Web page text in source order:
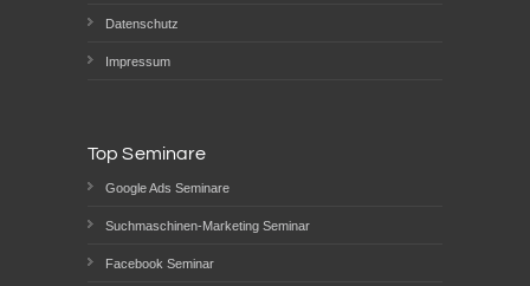
Datenschutz
Impressum
Top Seminare
Google Ads Seminare
Suchmaschinen-Marketing Seminar
Facebook Seminar